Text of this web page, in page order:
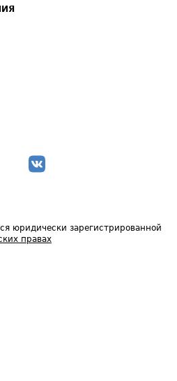
юридически зарегистрированной
правах